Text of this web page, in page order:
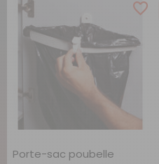
Porte-sac poubelle